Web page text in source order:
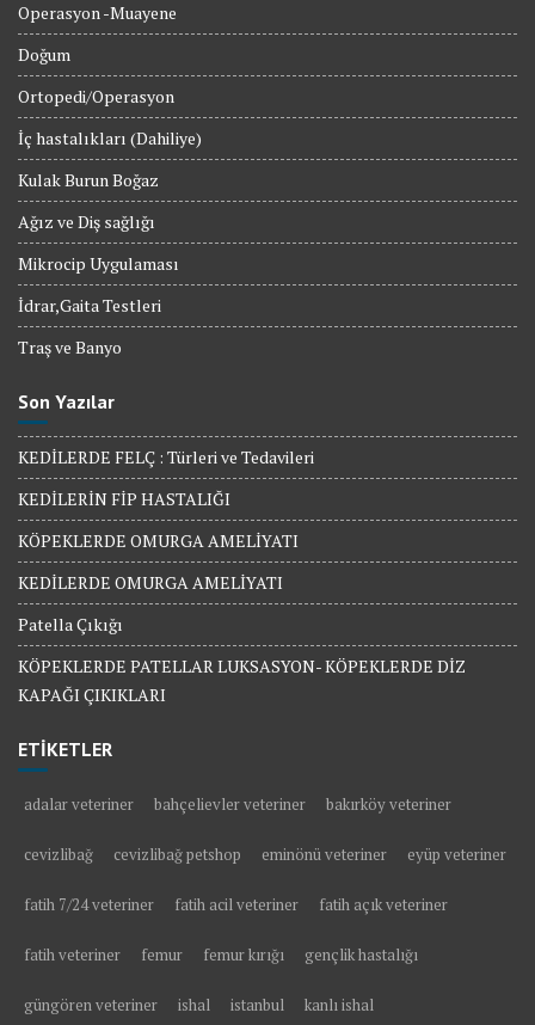
Operasyon -Muayene
Doğum
Ortopedi/Operasyon
İç hastalıkları (Dahiliye)
Kulak Burun Boğaz
Ağız ve Diş sağlığı
Mikrocip Uygulaması
İdrar,Gaita Testleri
Traş ve Banyo
Son Yazılar
KEDİLERDE FELÇ : Türleri ve Tedavileri
KEDİLERİN FİP HASTALIĞI
KÖPEKLERDE OMURGA AMELİYATI
KEDİLERDE OMURGA AMELİYATI
Patella Çıkığı
KÖPEKLERDE PATELLAR LUKSASYON- KÖPEKLERDE DİZ
KAPAĞI ÇIKIKLARI
ETİKETLER
adalar veteriner bahçelievler veteriner bakırköy veteriner
cevizlibağ cevizlibağ petshop eminönü veteriner eyüp veteriner
fatih 7/24 veteriner fatih acil veteriner fatih açık veteriner
fatih veteriner femur femur kırığı gençlik hastalığı
güngören veteriner ishal istanbul kanlı ishal